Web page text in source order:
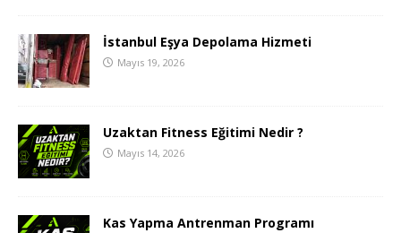
İstanbul Eşya Depolama Hizmeti
Mayıs 19, 2026
Uzaktan Fitness Eğitimi Nedir ?
Mayıs 14, 2026
Kas Yapma Antrenman Programı